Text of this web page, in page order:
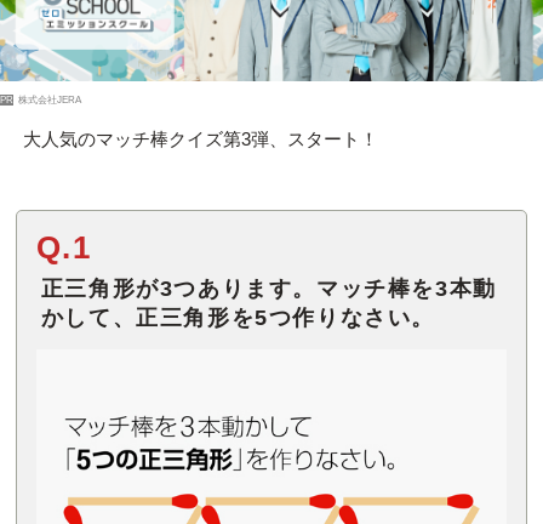
PR 株式会社JERA
大人気のマッチ棒クイズ第3弾、スタート！
Q.1
正三角形が3つあります。マッチ棒を3本動
かして、正三角形を5つ作りなさい。